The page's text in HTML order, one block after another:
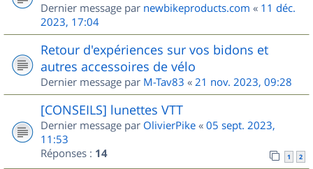
Dernier message par newbikeproducts.com « 11 déc.
2023, 17:04
Retour d'expériences sur vos bidons et
autres accessoires de vélo
Dernier message par M-Tav83 « 21 nov. 2023, 09:28
[CONSEILS] lunettes VTT
Dernier message par OlivierPike « 05 sept. 2023,
11:53
Réponses : 14 1 2